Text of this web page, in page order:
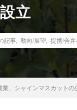
立
記事 動向/展望 提携/合
業、シャインマスカット